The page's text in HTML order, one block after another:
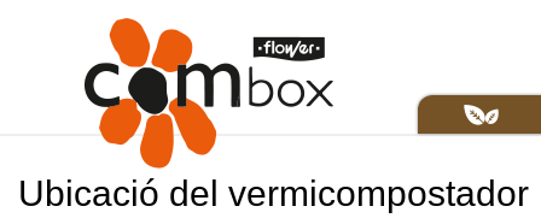
Ubicació del vermicompostador